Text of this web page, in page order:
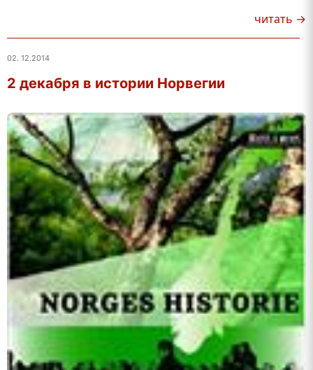
читать →
02. 12.2014
2 декабря в истории Норвегии